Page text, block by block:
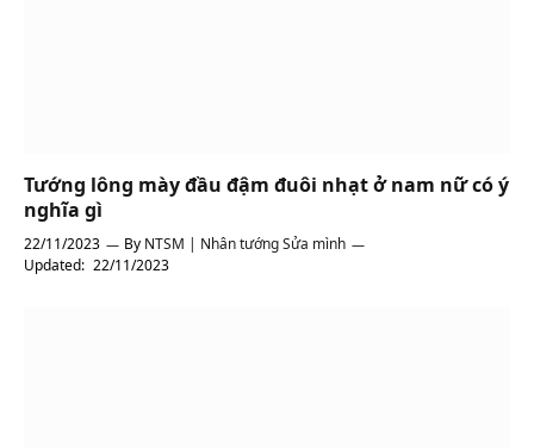
Tướng lông mày đầu đậm đuôi nhạt ở nam nữ có ý
nghĩa gì
22/11/2023 By NTSM | Nhân tướng Sửa mình
Updated: 22/11/2023